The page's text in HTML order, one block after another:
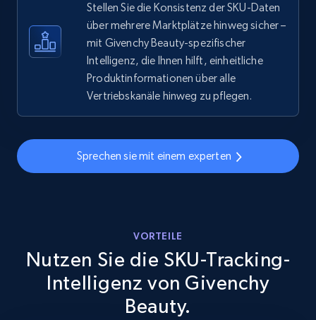
eBay - Gather data on products using
specified keywords
URL, Product id, Title, Seller name, Seller rating,
Seller reviews, Breadcrumbs, Root category, and
Seller reviews, Breadcrumbs, Root category, and
more.
2.5K+ 359+ Jetzt anfangen
Stellen Sie die Konsistenz der SKU-Daten
über mehrere Marktplätze hinweg sicher –
mit Givenchy Beauty-spezifischer
Intelligenz, die Ihnen hilft, einheitliche
Produktinformationen über alle
Vertriebskanäle hinweg zu pflegen.
Sprechen sie mit einem experten
VORTEILE
Nutzen Sie die SKU-Tracking-
Intelligenz von Givenchy
Beauty.